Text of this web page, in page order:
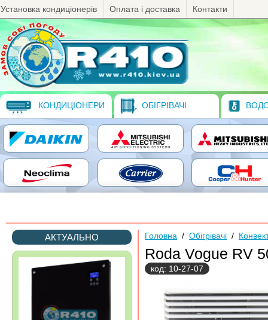
Установка кондиціонерів Оплата і доставка Контакти
КОНДИЦІОНЕРИ ОБІГРІВАЧІ
АКТУАЛЬНО Головна / Обігрівачі /
Roda Vogue RV
код: 10-27-07